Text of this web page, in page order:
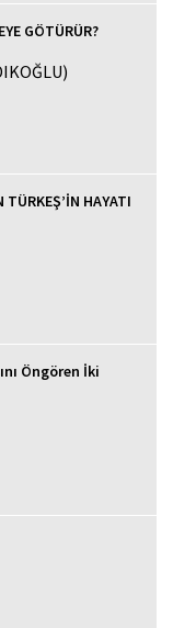
GÖTÜRÜR?
TÜRKEŞ’İN HAYATI
Öngören İki